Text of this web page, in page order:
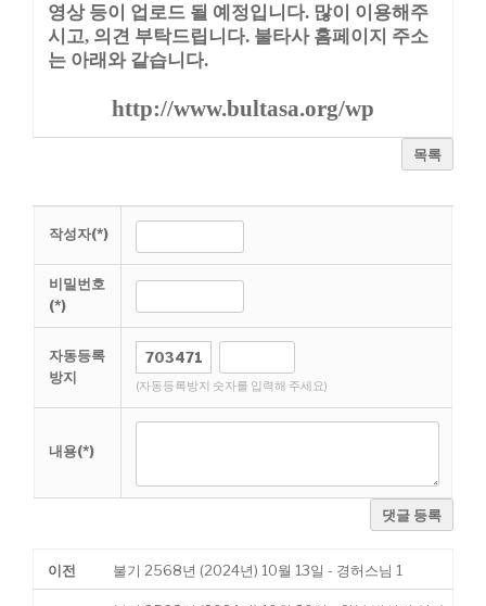
영상 등이 업로드 될 예정입니다. 많이 이용해주
시고, 의견 부탁드립니다. 불타사 홈페이지 주소
는 아래와 같습니다.
http://www.bultasa.org/wp
목록
작성자(*)
비밀번호
(*)
자동등록
방지
(자동등록방지 숫자를 입력해 주세요)
내용(*)
댓글 등록
이전 불기 2568년 (2024년) 10월 13일 - 경허스님 1